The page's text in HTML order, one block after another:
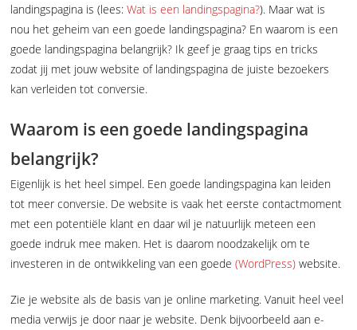
landingspagina is (lees:Wat is een landingspagina?). Maar wat is
nou het geheim van een goede landingspagina? En waarom is een
goede landingspagina belangrijk? Ik geef je graag tips en tricks
zodat jij met jouw website of landingspagina de juiste bezoekers
kan verleiden tot conversie.
Waarom is een goede landingspagina
belangrijk?
Eigenlijk is het heel simpel. Een goede landingspagina kan leiden
tot meer conversie. De website is vaak het eerste contactmoment
met een potentiële klant en daar wil je natuurlijk meteen een
goede indruk mee maken. Het is daarom noodzakelijk om te
investeren in de ontwikkeling van een goede(WordPress) website.
Zie je website als de basis van je online marketing. Vanuit heel veel
media verwijs je door naar je website. Denk bijvoorbeeld aan e-